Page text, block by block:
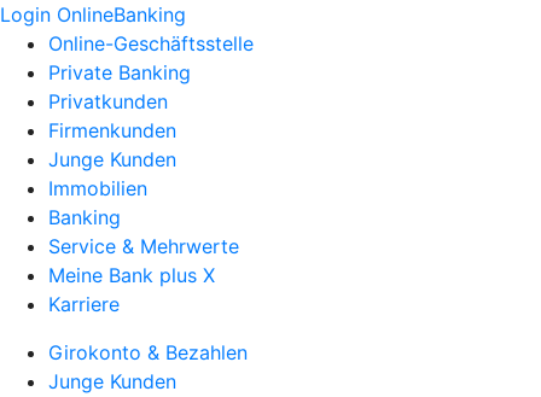
Login OnlineBanking
Online-Geschäftsstelle
Private Banking
Privatkunden
Firmenkunden
Junge Kunden
Immobilien
Banking
Service & Mehrwerte
Meine Bank plus X
Karriere
Girokonto & Bezahlen
Junge Kunden